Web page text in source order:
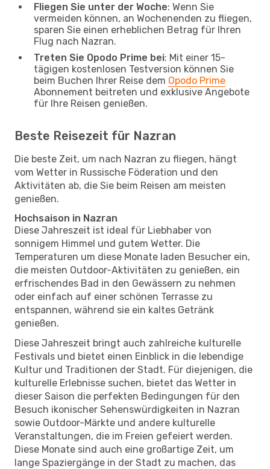
Fliegen Sie unter der Woche: Wenn Sie
vermeiden können, an Wochenenden zu fliegen,
sparen Sie einen erheblichen Betrag für Ihren
Flug nach Nazran.
Treten Sie Opodo Prime bei: Mit einer 15-
tägigen kostenlosen Testversion können Sie
beim Buchen Ihrer Reise dem Opodo Prime
Abonnement beitreten und exklusive Angebote
für Ihre Reisen genießen.
Beste Reisezeit für Nazran
Die beste Zeit, um nach Nazran zu fliegen, hängt
vom Wetter in Russische Föderation und den
Aktivitäten ab, die Sie beim Reisen am meisten
genießen.
Hochsaison in Nazran
Diese Jahreszeit ist ideal für Liebhaber von
sonnigem Himmel und gutem Wetter. Die
Temperaturen um diese Monate laden Besucher ein,
die meisten Outdoor-Aktivitäten zu genießen, ein
erfrischendes Bad in den Gewässern zu nehmen
oder einfach auf einer schönen Terrasse zu
entspannen, während sie ein kaltes Getränk
genießen.
Diese Jahreszeit bringt auch zahlreiche kulturelle
Festivals und bietet einen Einblick in die lebendige
Kultur und Traditionen der Stadt. Für diejenigen, die
kulturelle Erlebnisse suchen, bietet das Wetter in
dieser Saison die perfekten Bedingungen für den
Besuch ikonischer Sehenswürdigkeiten in Nazran
sowie Outdoor-Märkte und andere kulturelle
Veranstaltungen, die im Freien gefeiert werden.
Diese Monate sind auch eine großartige Zeit, um
lange Spaziergänge in der Stadt zu machen, das